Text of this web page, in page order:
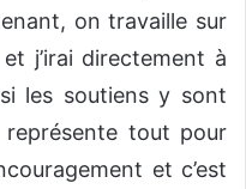
on travaille sur
j’irai directement à
les soutiens y sont
représente tout pour
et c’est